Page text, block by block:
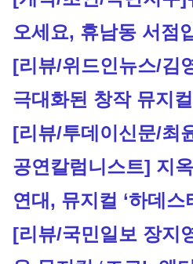
오세요, 휴남동 서점
[리뷰/위드인뉴스/김
극대화된 창작 뮤지
[리뷰/투데이신문/최
공연칼럼니스트] 지
연대, 뮤지컬 ‘하데스
[리뷰/국민일보 장지